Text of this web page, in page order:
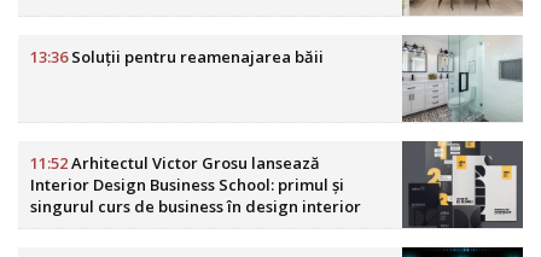
13:36Soluții pentru reamenajarea băii
11:52Arhitectul Victor Grosu lansează
Interior Design Business School: primul și
singurul curs de business în design interior
din România